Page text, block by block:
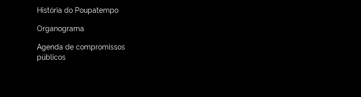
História do Poupatempo
Organograma
Agenda de compromissos
públicos